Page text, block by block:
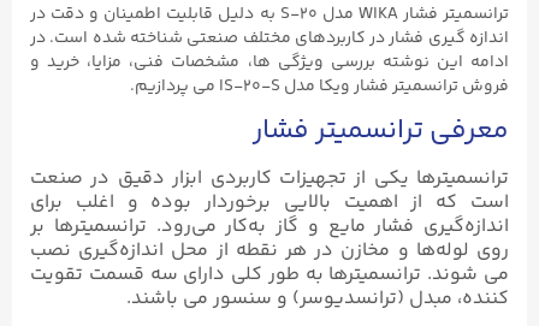
ترانسمیتر فشار WIKA مدل S-۲۰ به دلیل قابلیت اطمینان و دقت در
اندازه گیری فشار در کاربردهای مختلف صنعتی شناخته شده است. در
ادامه این نوشته بررسی ویژگی ها، مشخصات فنی، مزایا، خرید و
فروش ترانسمیتر فشار ویکا مدل IS-۲۰-S می پردازیم.
معرفی ترانسمیتر فشار
ترانسمیترها یکی از تجهیزات کاربردی ابزار دقیق در صنعت
است که از اهمیت بالایی برخوردار بوده و اغلب برای
اندازه‌گیری فشار مایع و گاز به‌کار می‌رود. ترانسمیترها بر
روی لوله‌ها و مخازن در هر نقطه از محل اندازه‌گیری نصب
می‌ شوند. ترانسمیترها به‌ طور کلی دارای سه قسمت تقويت
كننده، مبدل (ترانسديوسر) و سنسور می باشند.